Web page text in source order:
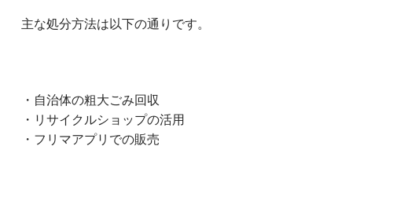
主な処分方法は以下の通りです。
・自治体の粗大ごみ回収
・リサイクルショップの活用
・フリマアプリでの販売